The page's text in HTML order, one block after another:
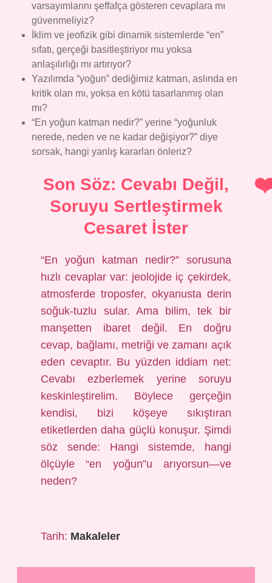
varsayımlarını şeffafça gösteren cevaplara mı
güvenmeliyiz?
İklim ve jeofizik gibi dinamik sistemlerde “en”
sıfatı, gerçeği basitleştiriyor mu yoksa
anlaşılırlığı mı artırıyor?
Yazılımda “yoğun” dediğimiz katman, aslında en
kritik olan mı, yoksa en kötü tasarlanmış olan
mı?
“En yoğun katman nedir?” yerine “yoğunluk
nerede, neden ve ne kadar değişiyor?” diye
sorsak, hangi yanlış kararları önleriz?
Son Söz: Cevabı Değil,
Soruyu Sertleştirmek
Cesaret İster
“En yoğun katman nedir?” sorusuna
hızlı cevaplar var: jeolojide iç çekirdek,
atmosferde troposfer, okyanusta derin
soğuk-tuzlu sular. Ama bilim, tek bir
manşetten ibaret değil. En doğru
cevap, bağlamı, metriği ve zamanı açık
eden cevaptır. Bu yüzden iddiam net:
Cevabı ezberlemek yerine soruyu
keskinleştirelim. Böylece gerçeğin
kendisi, bizi köşeye sıkıştıran
etiketlerden daha güçlü konuşur. Şimdi
söz sende: Hangi sistemde, hangi
ölçüyle “en yoğun”u arıyorsun—ve
neden?
Tarih: Makaleler